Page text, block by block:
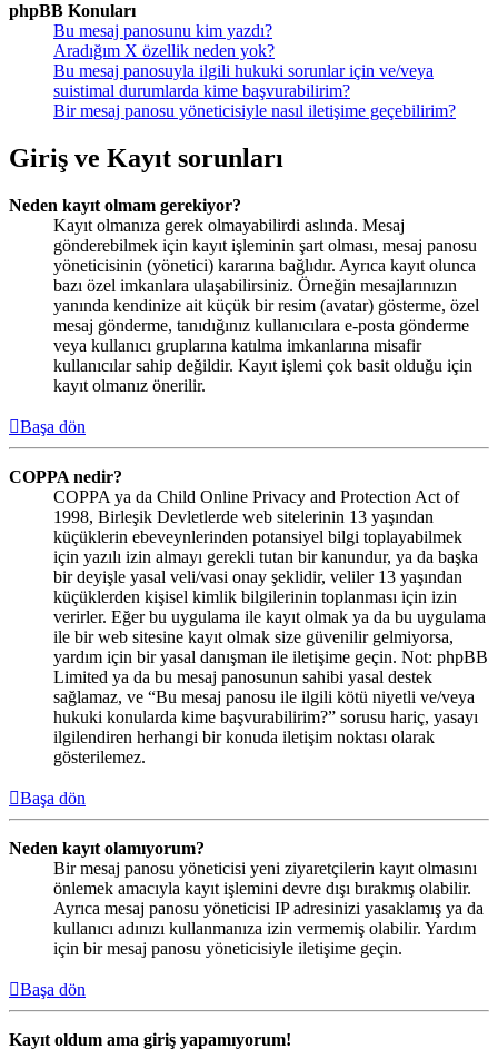
phpBB Konuları
Bu mesaj panosunu kim yazdı?
Aradığım X özellik neden yok?
Bu mesaj panosuyla ilgili hukuki sorunlar için ve/veya
suistimal durumlarda kime başvurabilirim?
Bir mesaj panosu yöneticisiyle nasıl iletişime geçebilirim?
Giriş ve Kayıt sorunları
Neden kayıt olmam gerekiyor?
Kayıt olmanıza gerek olmayabilirdi aslında. Mesaj
gönderebilmek için kayıt işleminin şart olması, mesaj panosu
yöneticisinin (yönetici) kararına bağlıdır. Ayrıca kayıt olunca
bazı özel imkanlara ulaşabilirsiniz. Örneğin mesajlarınızın
yanında kendinize ait küçük bir resim (avatar) gösterme, özel
mesaj gönderme, tanıdığınız kullanıcılara e-posta gönderme
veya kullanıcı gruplarına katılma imkanlarına misafir
kullanıcılar sahip değildir. Kayıt işlemi çok basit olduğu için
kayıt olmanız önerilir.
Başa dön
COPPA nedir?
COPPA ya da Child Online Privacy and Protection Act of
1998, Birleşik Devletlerde web sitelerinin 13 yaşından
küçüklerin ebeveynlerinden potansiyel bilgi toplayabilmek
için yazılı izin almayı gerekli tutan bir kanundur, ya da başka
bir deyişle yasal veli/vasi onay şeklidir, veliler 13 yaşından
küçüklerden kişisel kimlik bilgilerinin toplanması için izin
verirler. Eğer bu uygulama ile kayıt olmak ya da bu uygulama
ile bir web sitesine kayıt olmak size güvenilir gelmiyorsa,
yardım için bir yasal danışman ile iletişime geçin. Not: phpBB
Limited ya da bu mesaj panosunun sahibi yasal destek
sağlamaz, ve “Bu mesaj panosu ile ilgili kötü niyetli ve/veya
hukuki konularda kime başvurabilirim?” sorusu hariç, yasayı
ilgilendiren herhangi bir konuda iletişim noktası olarak
gösterilemez.
Başa dön
Neden kayıt olamıyorum?
Bir mesaj panosu yöneticisi yeni ziyaretçilerin kayıt olmasını
önlemek amacıyla kayıt işlemini devre dışı bırakmış olabilir.
Ayrıca mesaj panosu yöneticisi IP adresinizi yasaklamış ya da
kullanıcı adınızı kullanmanıza izin vermemiş olabilir. Yardım
için bir mesaj panosu yöneticisiyle iletişime geçin.
Başa dön
Kayıt oldum ama giriş yapamıyorum!